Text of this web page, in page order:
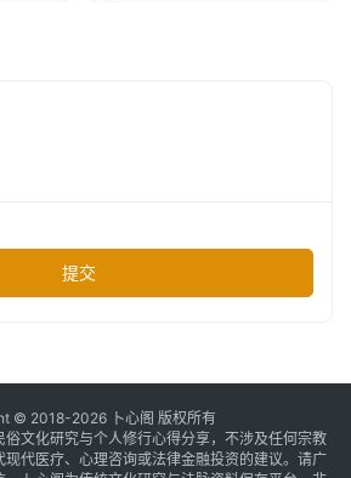
提交
© 2018-2026 卜心阁 版权所有
文化研究与个人修行心得分享，不涉及任何宗教
代医疗、心理咨询或法律金融投资的建议。请广